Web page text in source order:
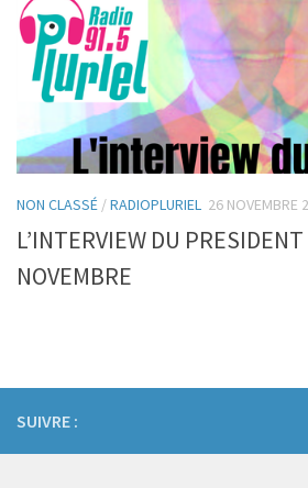
NON CLASSÉ /RADIOPLURIEL 26 NOVEMBRE
L’INTERVIEW DU
NOVEMBRE
SUIVRE :